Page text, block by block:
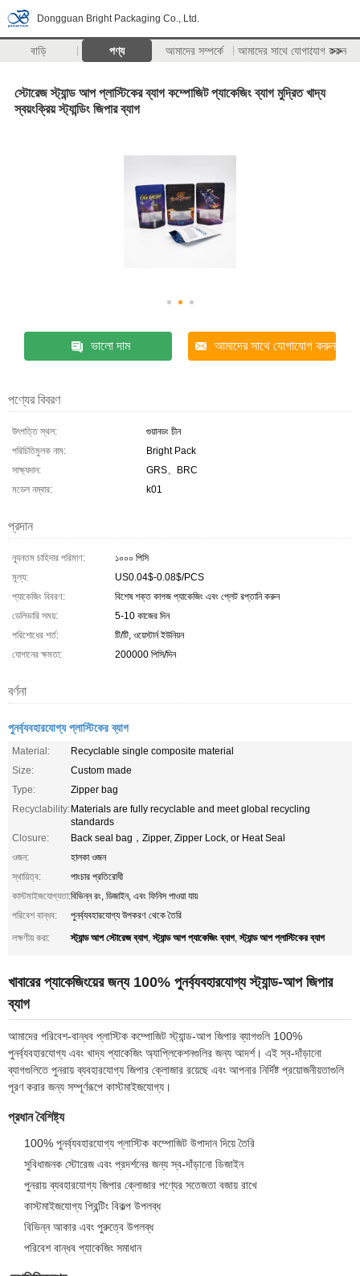
Dongguan Bright Packaging Co., Ltd.
বাড়ি পণ্য আমাদের সম্পর্কে আমাদের সাথে যোগাযোগ করুন
>>
স্টোরেজ স্ট্যান্ড আপ প্লাস্টিকের ব্যাগ কম্পোজিট প্যাকেজিং ব্যাগ মুদ্রিত খাদ্য
স্বয়ংক্রিয় স্ট্যান্ডিং জিপার ব্যাগ
ভালো দাম আমাদের সাথে যোগাযোগ করুন
পণ্যের বিবরণ
উৎপত্তি স্থল:
গুয়ানডং চীন
পরিচিতিমুলক নাম:
Bright Pack
সাক্ষ্যদান:
GRS、BRC
মডেল নম্বার:
k01
প্রদান
ন্যূনতম চাহিদার পরিমাণ:
১০০০ পিসি
মূল্য:
US0.04$-0.08$/PCS
প্যাকেজিং বিবরণ:
বিশেষ শক্ত কাগজ প্যাকেজিং এবং প্লেট রপ্তানি করুন
ডেলিভারি সময়:
5-10 কাজের দিন
পরিশোধের শর্ত:
টি/টি, ওয়েস্টার্ন ইউনিয়ন
যোগানের ক্ষমতা:
200000 পিসি/দিন
বর্ণনা
পুনর্ব্যবহারযোগ্য প্লাস্টিকের ব্যাগ
Material:
Recyclable single composite material
Size:
Custom made
Type:
Zipper bag
Recyclability:Materials are fully recyclable and meet global recycling
standards
Closure:
Back seal bag，Zipper, Zipper Lock, or Heat Seal
ওজন:
হালকা ওজন
স্থায়িত্ব:
পাংচার প্রতিরোধী
কাস্টমাইজযোগ্যতা:বিভিন্ন রং, ডিজাইন, এবং ফিনিস পাওয়া যায়
পরিবেশ বান্ধব:
পুনর্ব্যবহারযোগ্য উপকরণ থেকে তৈরি
লক্ষণীয় করা:
স্ট্যান্ড আপ স্টোরেজ ব্যাগ,স্ট্যান্ড আপ প্যাকেজিং ব্যাগ,স্ট্যান্ড আপ প্লাস্টিকের ব্যাগ
খাবারের প্যাকেজিংয়ের জন্য 100% পুনর্ব্যবহারযোগ্য স্ট্যান্ড-আপ জিপার
ব্যাগ
আমাদের পরিবেশ-বান্ধব প্লাস্টিক কম্পোজিট স্ট্যান্ড-আপ জিপার ব্যাগগুলি 100%
পুনর্ব্যবহারযোগ্য এবং খাদ্য প্যাকেজিং অ্যাপ্লিকেশনগুলির জন্য আদর্শ। এই স্ব-দাঁড়ানো
ব্যাগগুলিতে পুনরায় ব্যবহারযোগ্য জিপার ক্লোজার রয়েছে এবং আপনার নির্দিষ্ট প্রয়োজনীয়তাগুলি
পূরণ করার জন্য সম্পূর্ণরূপে কাস্টমাইজযোগ্য।
প্রধান বৈশিষ্ট্য
100% পুনর্ব্যবহারযোগ্য প্লাস্টিক কম্পোজিট উপাদান দিয়ে তৈরি
সুবিধাজনক স্টোরেজ এবং প্রদর্শনের জন্য স্ব-দাঁড়ানো ডিজাইন
পুনরায় ব্যবহারযোগ্য জিপার ক্লোজার পণ্যের সতেজতা বজায় রাখে
কাস্টমাইজযোগ্য প্রিন্টিং বিকল্প উপলব্ধ
বিভিন্ন আকার এবং পুরুত্বে উপলব্ধ
পরিবেশ বান্ধব প্যাকেজিং সমাধান